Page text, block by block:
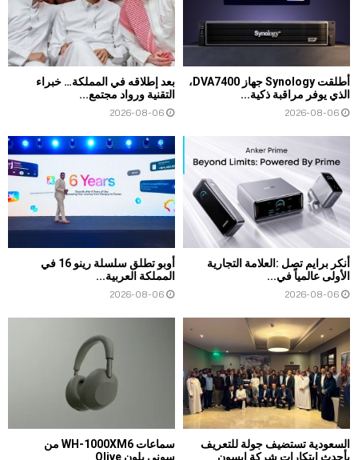
أطلقت Synology جهاز DVA7400،
الذي يوفر مراقبة ذكية...
2026-08-06
بعد إطلاقه في المملكة… خبراء
التقنية ورواد مجتمع...
2026-08-06
أنكر برايم تصل :العلامة التجارية
الأولى عالمياً في...
2026-08-06
أوبو تطلق سلسلة رينو 16 في
المملكة العربية...
2026-08-06
السعودية تستضيف جولة للتعريف
بأحدث ابتكارات شركة إبسون
سماعات WH-1000XM6 من
سوني بلون Olive